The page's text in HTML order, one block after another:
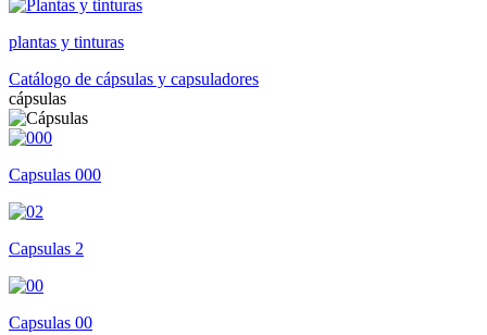
plantas y tinturas
Catálogo de cápsulas y capsuladores
cápsulas
Capsulas 000
Capsulas 2
Capsulas 00